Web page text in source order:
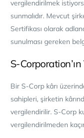
vergilendirilmek
sunmalıdır. Mevcut
Sertifikası olarak
sunulması gereken
S-
Bir S-Corp kârı
sahipleri, şirketin
vergilendirilir. S-Corp
vergilendirilmeden